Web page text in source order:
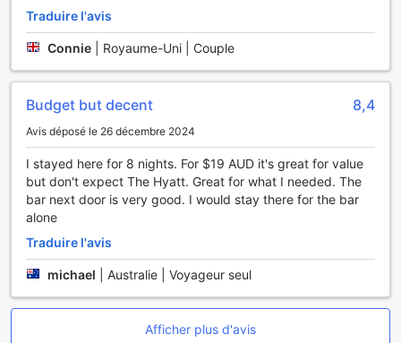
apprécieront le parking gratuit à l'hôtel, offrant une solution
de stationnement sûre et accessible. Pour ceux qui
préfèrent ne pas conduire, un service de navette est
également proposé, facilitant les déplacements vers les
voitures et un service de taxi sont à la disposition des
clients, leur permettant de se déplacer facilement et selon
leur propre emploi du temps. Au Rang Dong Hotel, chaque
détail est pensé pour rendre votre expérience de voyage
aussi fluide que possible.
Les Installations de Restauration au Rang Dong Hotel
Au Rang Dong Hotel, la gastronomie est à l'honneur avec
une variété d'options qui raviront tous les palais. Le
de plats, allant des spécialités locales aux classiques
internationaux, préparés avec soin par des chefs
Traduire l'avis
Connie Royaume-Uni | Couple
Budget but decent 8,4
Avis déposé le 26 décembre 2024
I stayed here for 8 nights. For $19 AUD it's great for value
but don't expect The Hyatt. Great for what I needed. The
bar next door is very good. I would stay there for the bar
alone
Traduire l'avis
michael Australie | Voyageur seul
Afficher plus d'avis